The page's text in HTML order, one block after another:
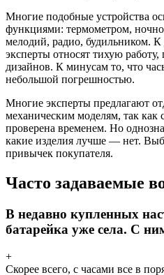
Многие подобные устройства
функциями: термометром,
мелодий, радио, будильником. К
эксперты относят тихую работу,
дизайнов. К минусам то, что
небольшой погрешностью.
Многие эксперты предлагают
механическим моделям, так как
проверена временем. Но
какие изделия лучше — нет.
привычек покупателя.
Часто задаваемые
В недавно купленных
батарейка уже села. С
+
Скорее всего, с часами все в